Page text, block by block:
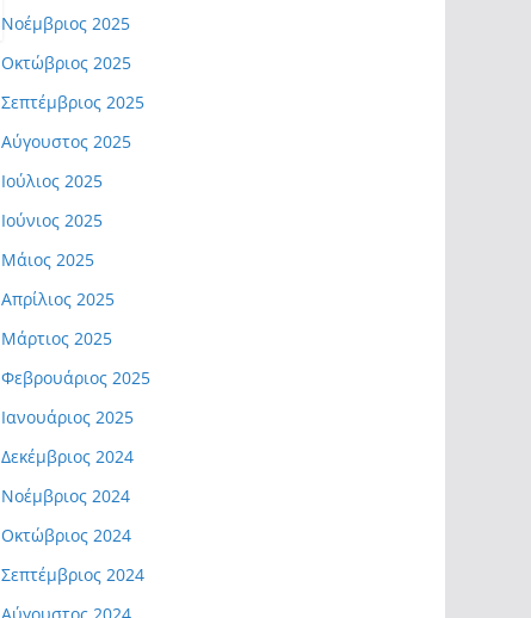
Νοέμβριος 2025
Οκτώβριος 2025
Σεπτέμβριος 2025
Αύγουστος 2025
Ιούλιος 2025
Ιούνιος 2025
Μάιος 2025
Απρίλιος 2025
Μάρτιος 2025
Φεβρουάριος 2025
Ιανουάριος 2025
Δεκέμβριος 2024
Νοέμβριος 2024
Οκτώβριος 2024
Σεπτέμβριος 2024
Αύγουστος 2024